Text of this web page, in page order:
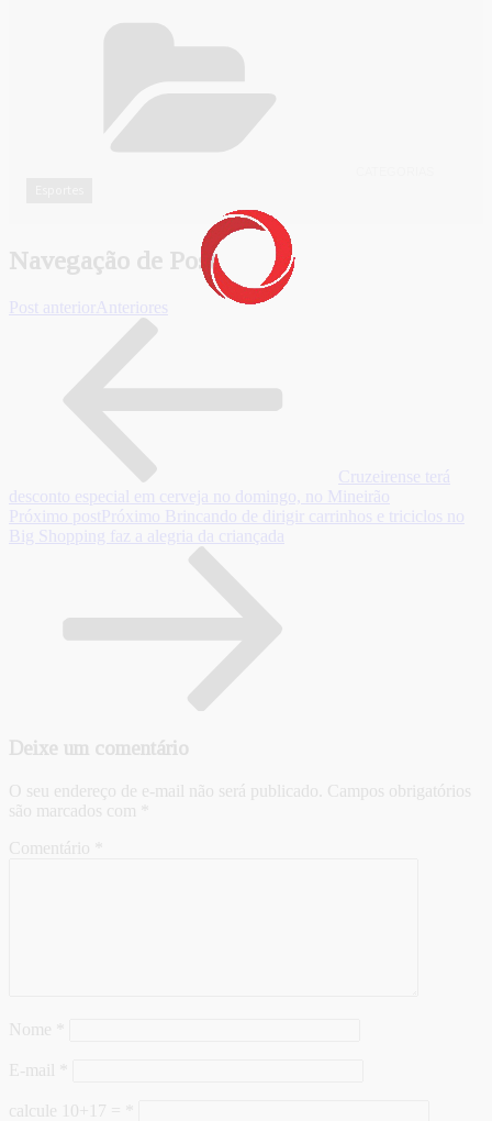
Navegação de Post
Post anterior Anteriores
Cruzeirense terá
desconto especial em cerveja no domingo, no Mineirão
Próximo post Próximo Brincando de dirigir carrinhos e triciclos no
Big Shopping faz a alegria da criançada
Deixe um comentário
O seu endereço de e-mail não será publicado. Campos obrigatórios
são marcados com
Comentário
Nome
E-mail
calcule 10+17 =